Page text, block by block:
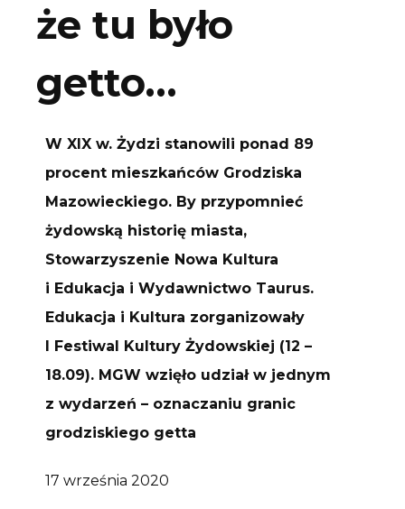
że tu było
getto…
W XIX w. Żydzi stanowili ponad 89
procent mieszkańców Grodziska
Mazowieckiego. By przypomnieć
żydowską historię miasta,
Stowarzyszenie Nowa Kultura
i Edukacja i Wydawnictwo Taurus.
Edukacja i Kultura zorganizowały
I Festiwal Kultury Żydowskiej (12 –
18.09). MGW wzięło udział w jednym
z wydarzeń – oznaczaniu granic
grodziskiego getta
17 września 2020